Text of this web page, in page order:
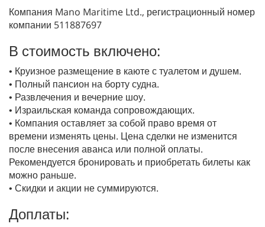
Компания Mano Maritime Ltd., регистрационный номер
компании 511887697
В стоимость включено:
• Круизное размещение в каюте с туалетом и душем.
• Полный пансион на борту судна.
• Развлечения и вечерние шоу.
• Израильская команда сопровождающих.
• Компания оставляет за собой право время от
времени изменять цены. Цена сделки не изменится
после внесения аванса или полной оплаты.
Рекомендуется бронировать и приобретать билеты как
можно раньше.
• Скидки и акции не суммируются.
Доплаты: